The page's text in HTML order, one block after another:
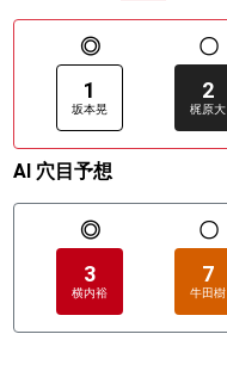
◎
1
坂本晃
〇
2
梶原大
AI 穴目予想
◎
3
横内裕
〇
7
牛田樹